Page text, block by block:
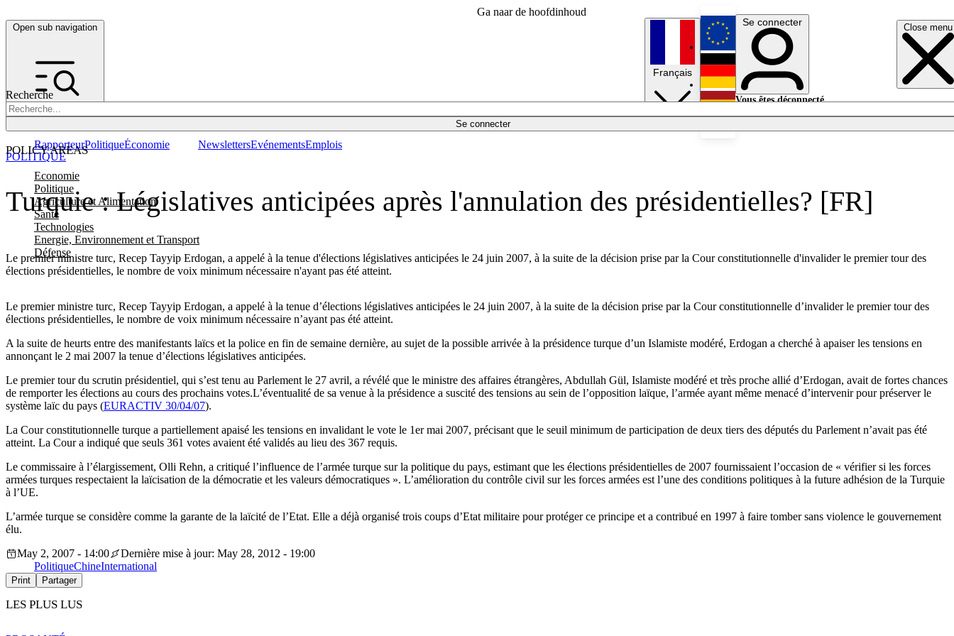
Ga naar de hoofdinhoud
Open sub navigation Close menu
Recherche
Se connecter
POLICY AREAS
Economie
Politique
Agriculture et Alimentation
Santé
Technologies
Energie, Environnement et Transport
Défense
RapporteurPolitiqueÉconomie NewslettersEvénementsEmplois
Français
English
Deutsch
Se connecter
Vous êtes déconnecté.
Turquie : Législatives anticipées après l'annulation des présidentielles? [FR]
Le premier ministre turc, Recep Tayyip Erdogan, a appelé à la tenue d'élections législatives anticipées le 24 juin 2007, à la suite de la décision prise par la Cour constitutionnelle d'invalider le premier tour des
élections présidentielles, le nombre de voix minimum nécessaire n'ayant pas été atteint.
POLITIQUE
Le premier ministre turc, Recep Tayyip Erdogan, a appelé à la tenue d’élections législatives anticipées le 24 juin 2007, à la suite de la décision prise par la Cour constitutionnelle d’invalider le premier tour des
élections présidentielles, le nombre de voix minimum nécessaire n’ayant pas été atteint.
A la suite de heurts entre des manifestants laïcs et la police en fin de semaine dernière, au sujet de la possible arrivée à la présidence turque d’un Islamiste modéré, Erdogan a cherché à apaiser les tensions en
annonçant le 2 mai 2007 la tenue d’élections législatives anticipées.
Le premier tour du scrutin présidentiel, qui s’est tenu au Parlement le 27 avril, a révélé que le ministre des affaires étrangères, Abdullah Gül, Islamiste modéré et très proche allié d’Erdogan, avait de fortes chances
de remporter les élections au cours des prochains votes.L’éventualité de sa venue à la présidence a suscité des tensions au sein de l’opposition laïque, l’armée ayant même menacé d’intervenir pour préserver le
système laïc du pays (EURACTIV 30/04/07).
La Cour constitutionnelle turque a partiellement apaisé les tensions en invalidant le vote le 1er mai 2007, précisant que le seuil minimum de participation de deux tiers des députés du Parlement n’avait pas été
atteint. La Cour a indiqué que seuls 361 votes avaient été validés au lieu des 367 requis.
Le commissaire à l’élargissement, Olli Rehn, a critiqué l’influence de l’armée turque sur la politique du pays, estimant que les élections présidentielles de 2007 fournissaient l’occasion de « vérifier si les forces
armées turques respectaient la laïcisation de la démocratie et les valeurs démocratiques ». L’amélioration du contrôle civil sur les forces armées est l’une des conditions politiques à la future adhésion de la Turquie
à l’UE.
L’armée turque se considère comme la garante de la laïcité de l’Etat. Elle a déjà organisé trois coups d’Etat militaire pour protéger ce principe et a contribué en 1997 à faire tomber sans violence le gouvernement
élu.
May 2, 2007 - 14:00
Dernière mise à jour: May 28, 2012 - 19:00
PolitiqueChineInternational
Print Partager
LES PLUS LUS